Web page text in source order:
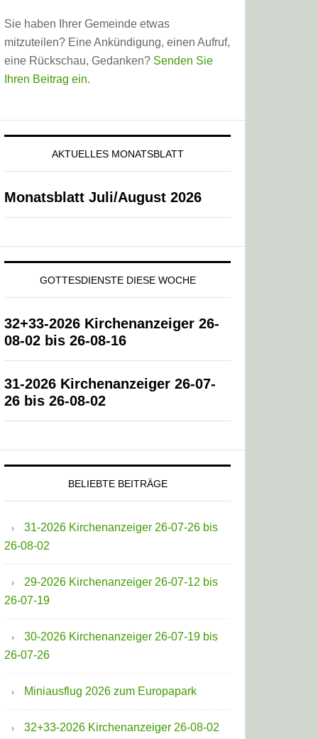
Sie haben Ihrer Gemeinde etwas
mitzuteilen? Eine Ankündigung, einen Aufruf,
eine Rückschau, Gedanken? Senden Sie
Ihren Beitrag ein.
AKTUELLES MONATSBLATT
Monatsblatt Juli/August 2026
GOTTESDIENSTE DIESE WOCHE
32+33-2026 Kirchenanzeiger 26-
08-02 bis 26-08-16
31-2026 Kirchenanzeiger 26-07-
26 bis 26-08-02
BELIEBTE BEITRÄGE
31-2026 Kirchenanzeiger 26-07-26 bis
26-08-02
29-2026 Kirchenanzeiger 26-07-12 bis
26-07-19
30-2026 Kirchenanzeiger 26-07-19 bis
26-07-26
Miniausflug 2026 zum Europapark
32+33-2026 Kirchenanzeiger 26-08-02